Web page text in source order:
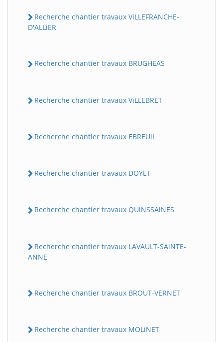
Recherche chantier travaux ViLLEFRANCHE-
D'ALLiER
Recherche chantier travaux BRUGHEAS
Recherche chantier travaux ViLLEBRET
Recherche chantier travaux EBREUiL
Recherche chantier travaux DOYET
Recherche chantier travaux QUiNSSAiNES
Recherche chantier travaux LAVAULT-SAiNTE-
ANNE
Recherche chantier travaux BROUT-VERNET
Recherche chantier travaux MOLiNET